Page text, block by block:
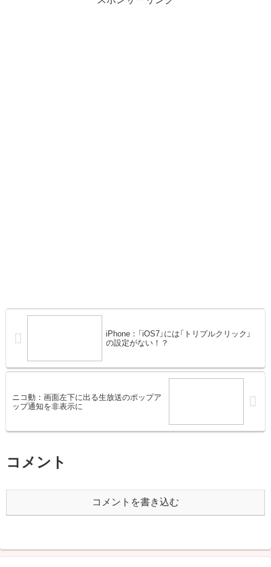
iPhone：「iOS7」には「トリプルクリック」
の設定がない！？
ニコ動：画面左下に出る生放送のポップア
ップ通知を非表示に
コメント
コメントを書き込む